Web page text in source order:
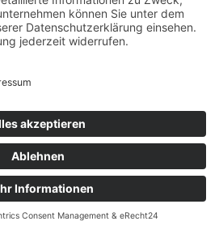
verpflichtet, an
vor einer
teilzunehmen.